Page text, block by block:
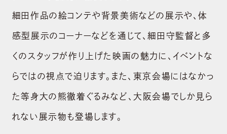
細田作品の絵コンテや背景美術などの展示や、体
感型展示のコーナーなどを通じて、細田守監督と多
くのスタッフが作り上げた映画の魅力に、イベントな
らではの視点で迫ります。また、東京会場にはなかっ
た等身大の熊徹着ぐるみなど、大阪会場でしか見ら
れない展示物も登場します。